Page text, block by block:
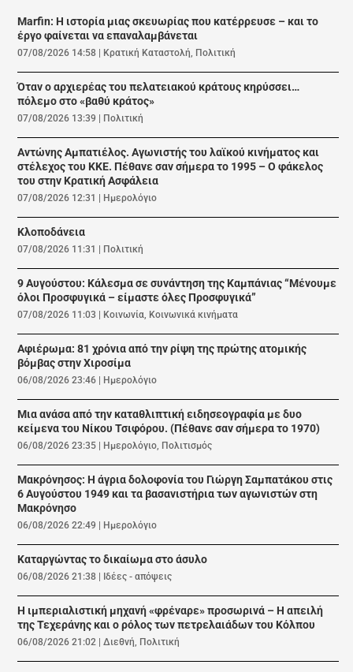
Marfin: Η ιστορία μιας σκευωρίας που κατέρρευσε – και το
έργο φαίνεται να επαναλαμβάνεται
07/08/2026 14:58 Κρατική Καταστολή, Πολιτική
Όταν ο αρχιερέας του πελατειακού κράτους κηρύσσει…
πόλεμο στο «βαθύ κράτος»
07/08/2026 13:39 Πολιτική
Αντώνης Αμπατιέλος. Αγωνιστής του λαϊκού κινήματος και
στέλεχος του ΚΚΕ. Πέθανε σαν σήμερα το 1995 – Ο φάκελος
του στην Κρατική Ασφάλεια
07/08/2026 12:31 Ημερολόγιο
Κλοποδάνεια
07/08/2026 11:31 Πολιτική
9 Αυγούστου: Κάλεσμα σε συνάντηση της Καμπάνιας “Μένουμε
όλοι Προσφυγικά – είμαστε όλες Προσφυγικά”
07/08/2026 11:03 Κοινωνία, Κοινωνικά κινήματα
Αφιέρωμα: 81 χρόνια από την ρίψη της πρώτης ατομικής
βόμβας στην Χιροσίμα
06/08/2026 23:46 Ημερολόγιο
Μια ανάσα από την καταθλιπτική ειδησεογραφία με δυο
κείμενα του Νίκου Τσιφόρου. (Πέθανε σαν σήμερα το 1970)
06/08/2026 23:35 Ημερολόγιο, Πολιτισμός
Μακρόνησος: Η άγρια δολοφονία του Γιώργη Σαμπατάκου στις
6 Αυγούστου 1949 και τα βασανιστήρια των αγωνιστών στη
Μακρόνησο
06/08/2026 22:49 Ημερολόγιο
Καταργώντας το δικαίωμα στο άσυλο
06/08/2026 21:38 Ιδέες - απόψεις
Η ιμπεριαλιστική μηχανή «φρέναρε» προσωρινά – Η απειλή
της Τεχεράνης και ο ρόλος των πετρελαιάδων του Κόλπου
06/08/2026 21:02 |Διεθνή, Πολιτική